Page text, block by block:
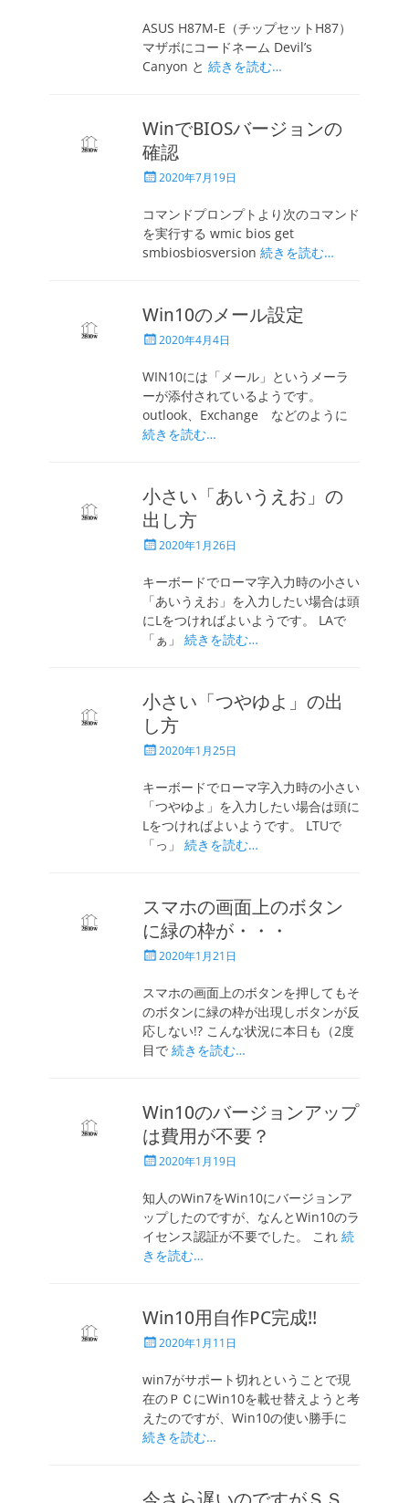
日
ASUS H87M-E（チップセットH87）
マザボにコードネーム Devil’s
Canyon と 続きを読む…
WinでBIOSバージョンの
確認
投
日
2020年7月19日
コマンドプロンプトより次のコマンド
を実行する wmic bios get
smbiosbiosversion 続きを読む…
Win10のメール設定
投
日
2020年4月4日
WIN10には「メール」というメーラ
ーが添付されているようです。
outlook、Exchange などのように
続きを読む…
小さい「あいうえお」の
出し方
投
日
2020年1月26日
キーボードでローマ字入力時の小さい
「あいうえお」を入力したい場合は頭
にLをつければよいようです。 LAで
「ぁ」 続きを読む…
小さい「つやゆよ」の出
し方
投
日
2020年1月25日
キーボードでローマ字入力時の小さい
「つやゆよ」を入力したい場合は頭に
Lをつければよいようです。 LTUで
「っ」 続きを読む…
スマホの画面上のボタン
に緑の枠が・・・
投
日
2020年1月21日
スマホの画面上のボタンを押してもそ
のボタンに緑の枠が出現しボタンが反
応しない!? こんな状況に本日も（2度
目で 続きを読む…
Win10のバージョンアップ
は費用が不要？
投
日
2020年1月19日
知人のWin7をWin10にバージョンア
ップしたのですが、なんとWin10のラ
イセンス認証が不要でした。 これ 続
きを読む…
Win10用自作PC完成!!
投
日
2020年1月11日
win7がサポート切れということで現
在のＰＣにWin10を載せ替えようと考
えたのですが、Win10の使い勝手に
続きを読む…